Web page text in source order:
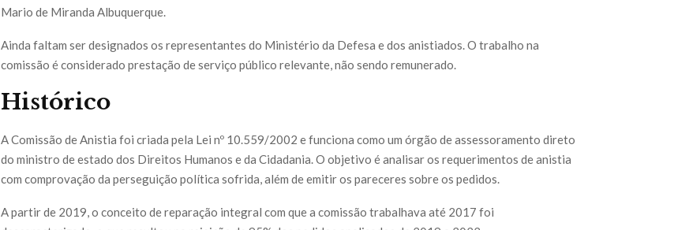
Mario de Miranda Albuquerque.
Ainda faltam ser designados os representantes do Ministério da Defesa e dos anistiados. O trabalho na
comissão é considerado prestação de serviço público relevante, não sendo remunerado.
Histórico
A Comissão de Anistia foi criada pela Lei nº 10.559/2002 e funciona como um órgão de assessoramento direto
do ministro de estado dos Direitos Humanos e da Cidadania. O objetivo é analisar os requerimentos de anistia
com comprovação da perseguição política sofrida, além de emitir os pareceres sobre os pedidos.
A partir de 2019, o conceito de reparação integral com que a comissão trabalhava até 2017 foi